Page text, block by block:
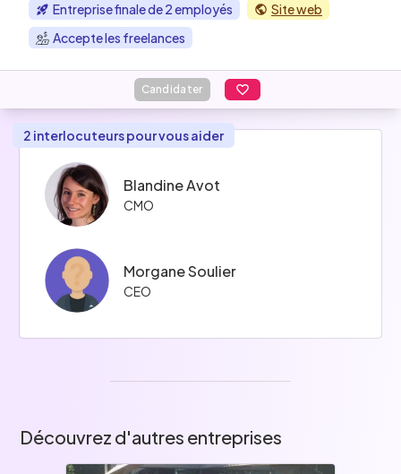
Entreprise finale de 2 employés
Site web
Accepte les freelances
Candidater
2 interlocuteurs pour vous aider
Blandine Avot
CMO
Morgane Soulier
CEO
Découvrez d'autres entreprises